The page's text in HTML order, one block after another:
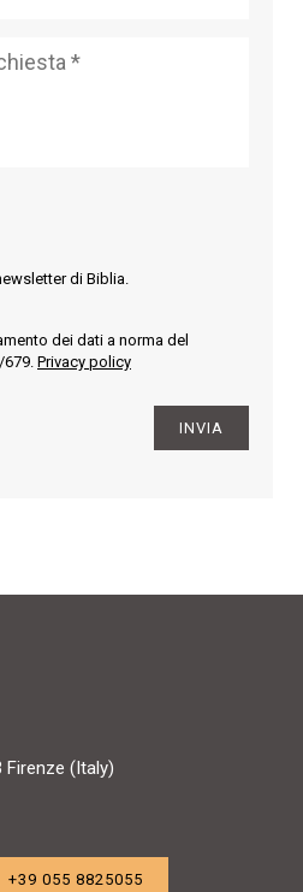
di Biblia.
dei dati a norma del
679. Privacy policy
INVIA
Firenze (Italy)
+39 055 8825055